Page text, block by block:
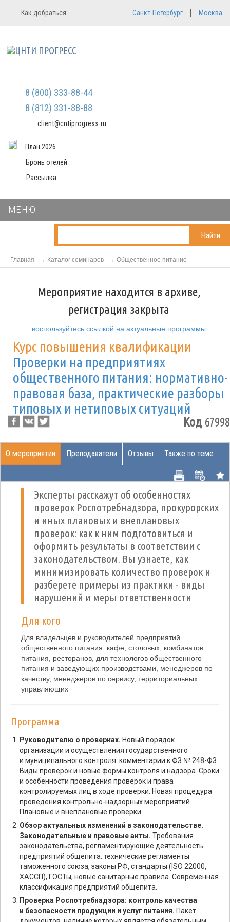
Регистрация
Мы не передаем ваши данные
третьим лицам и не рассылаем
Вход в систему
Как добраться: Санкт-Петербург Москва
8 (800) 333-88-44
8 (812) 331-88-88
client@cntiprogress.ru
План 2026
Бронь отелей
Рассылка
МЕНЮ
Найти
Главная Каталог семинаров Общественное питание
Мероприятие находится в архиве,
регистрация закрыта
воспользуйтесь ссылкой на актуальные программы
Курс повышения квалификации
Проверки на предприятиях
общественного питания: нормативно-
правовая база, практические разборы
типовых и нетиповых ситуаций
Код67998
О мероприятии Преподаватели Отзывы Также по теме
Эксперты расскажут об особенностях
проверок Роспотребнадзора, прокурорских
и иных плановых и внеплановых
проверок: как к ним подготовиться и
оформить результаты в соответствии с
законодательством. Вы узнаете, как
минимизировать количество проверок и
разберете примеры из практики - виды
нарушений и меры ответственности
Для кого
Для владельцев и руководителей предприятий
общественного питания: кафе, столовых, комбинатов
питания, ресторанов, для технологов общественного
питания и заведующих производствами, менеджеров по
качеству, менеджеров по сервису, территориальных
управляющих
Программа
Руководителю о проверках. Новый порядок
организации и осуществления государственного
и муниципального контроля: комментарии к ФЗ № 248-ФЗ.
Виды проверок и новые формы контроля и надзора. Сроки
и особенности проведения проверок и права
контролируемых лиц в ходе проверки. Новая процедура
проведения контрольно-надзорных мероприятий.
Плановые и внеплановые проверки.
Обзор актуальных изменений в законодательстве.
Законодательные и правовые акты. Требования
законодательства, регламентирующие деятельность
предприятий общепита: технические регламенты
таможенного союза, законы РФ, стандарты (ISO 22000,
ХАССП), ГОСТы, новые санитарные правила. Современная
классификация предприятий общепита.
Проверка Роспотребнадзора: контроль качества
и безопасности продукции и услуг питания. Пакет